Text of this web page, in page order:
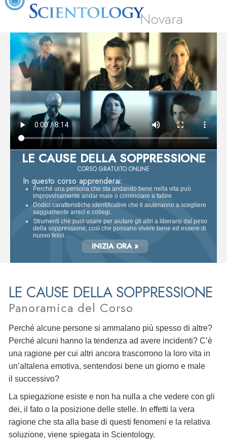
Novara
LE CAUSE DELLA SOPPRESSIONE
CORSO GRATUITO ONLINE
In questo corso apprenderai:
Perché una persona che sta andando bene nella vita può
improvvisamente andar male o cominciare a fallire.
Dodici caratteristiche identificative che ti aiuteranno a scegliere
saggiamente amici e collegi.
Strumenti che puoi usare per aiutare gli altri a liberarsi dal peso
della soppressione, così che possano vivere bene ed essere di
nuovo felici.
INIZIA ORA »
LE CAUSE DELLA SOPPRESSIONE
Panoramica del Corso
Perché alcune persone si ammalano più spesso di altre?
Perché alcuni hanno la tendenza ad avere incidenti? C’è
una ragione per cui altri ancora trascorrono la loro vita in
un’altalena emotiva, sentendosi bene un giorno e male
il successivo?
La spiegazione esiste e non ha nulla a che vedere con gli
dei, il fato o la posizione delle stelle. In effetti la vera
ragione che sta alla base di questi fenomeni e la relativa
soluzione, viene spiegata in Scientology.